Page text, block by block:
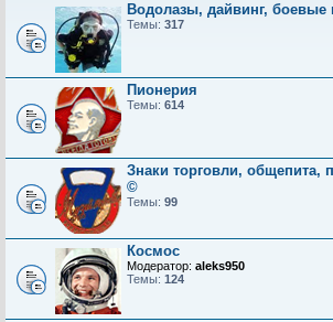
Водолазы, дайвинг,
Темы: 317
Пионерия
Темы: 614
Знаки торговли, общепита,
©
Темы: 99
Космос
Модератор: aleks950
Темы: 124